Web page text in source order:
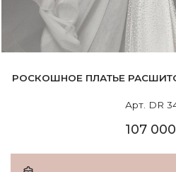
РОСКОШНОЕ ПЛАТЬЕ
Арт. DR
107